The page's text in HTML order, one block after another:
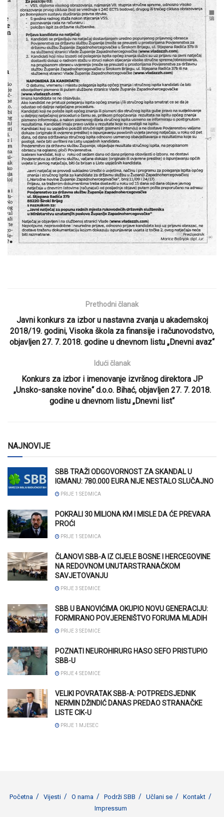
Prethodni članak
Javni konkurs za izbor u nastavna zvanja u akademskoj
2018/19. godini, Visoka škola za finansije i računovodstvo,
objavljen 27. 7. 2018. godine u dnevnom listu „Dnevni avaz“
Idući članak
Konkurs za izbor i imenovanje izvršnog direktora JP
„Unsko-sanske novine“ d.o.o. Bihać, objavljen 27. 7. 2018.
godine u dnevnom listu „Dnevni list“
NAJNOVIJE
SBB TRAŽI ODGOVORNOST ZA SKANDAL U
IGMANU: 780.000 EURA NIJE NESTALO SLUČAJNO
PRIJE 1 SEDMICA
POKRALI 30 MILIONA KM I MISLE DA ĆE PREVARA
PROĆI
PRIJE 1 SEDMICA
ČLANOVI SBB-A IZ CIJELE BOSNE I HERCEGOVINE
NA REDOVNOM UNUTARSTRANAČKOM
SAVJETOVANJU
PRIJE 3 SEDMICE
SBB U BANOVIĆIMA OKUPIO NOVU GENERACIJU:
FORMIRANO POVJERENIŠTVO FORUMA MLADIH
PRIJE 3 SEDMICE
POZNATI NEUROHIRURG HASO SEFO PRISTUPIO
SBB-U
PRIJE 4 SEDMICE
VELIKI POVRATAK SBB-A: POTPREDSJEDNIK
NERMIN DŽINDIĆ DANAS PREDAO STRANAČKE
LISTE CIK-U
PRIJE 1 MJESEC
Početna Vijesti O nama Podrži SBB Učlani se
Kontakt
Impressum